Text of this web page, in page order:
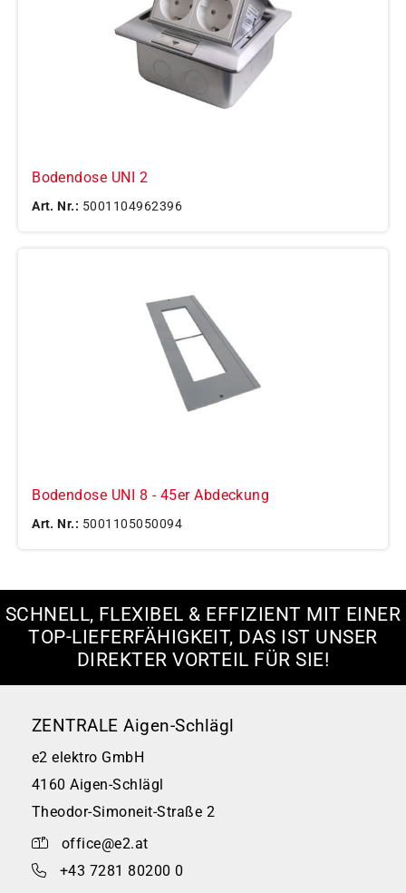
Bodendose UNI 2
Art. Nr.: 5001104962396
Bodendose UNI 8 - 45er Abdeckung
Art. Nr.: 5001105050094
SCHNELL, FLEXIBEL & EFFIZIENT MIT EINER
TOP-LIEFERFÄHIGKEIT, DAS IST UNSER
DIREKTER VORTEIL FÜR SIE!
ZENTRALE Aigen-Schlägl
e2 elektro GmbH
4160 Aigen-Schlägl
Theodor-Simoneit-Straße 2
office@e2.at
+43 7281 80200 0